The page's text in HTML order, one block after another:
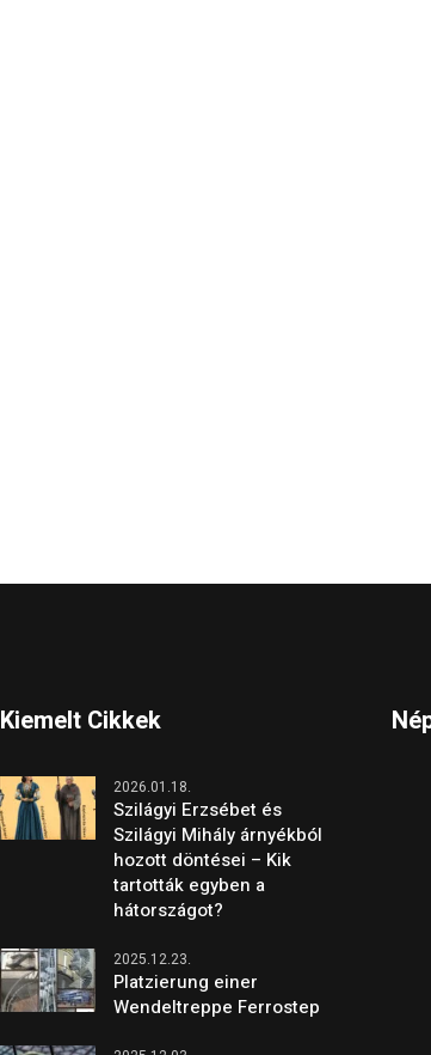
Kiemelt Cikkek
2026.01.18.
Szilágyi Erzsébet és
Szilágyi Mihály árnyékból
hozott döntései – Kik
tartották egyben a
hátországot?
2025.12.23.
Platzierung einer
Wendeltreppe Ferrostep